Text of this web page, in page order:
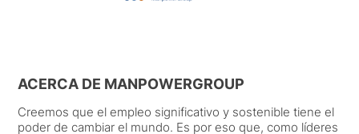
ACERCA DE MANPOWERGROUP
Creemos que el empleo significativo y sostenible tiene el
poder de cambiar el mundo. Es por eso que, como líderes